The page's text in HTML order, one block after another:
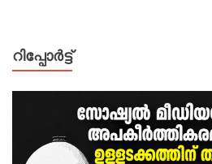
റിപ്പോര്‍ട്ട്